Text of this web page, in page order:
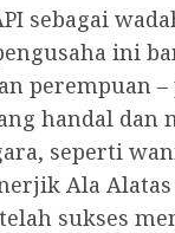
sebagai
ini
perempuan
handal dan
seperti
Ala
sukses